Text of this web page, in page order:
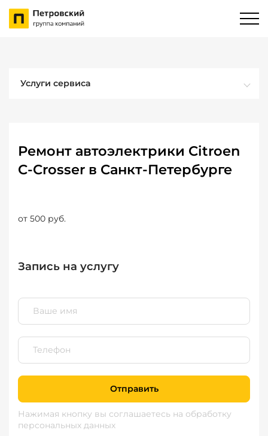
Услуги сервиса
Ремонт автоэлектрики Citroen
C-Crosser в Санкт-Петербурге
от 500 руб.
Запись на услугу
Отправить
Нажимая кнопку вы соглашаетесь на обработку
персональных данных